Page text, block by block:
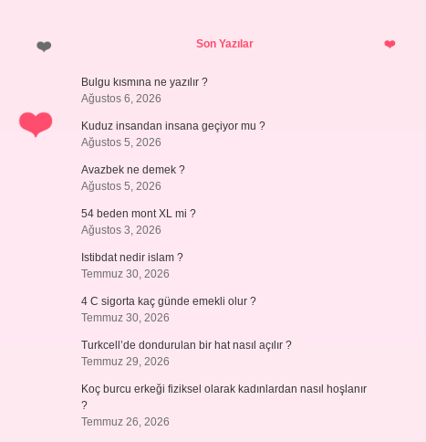
SidebarSon Yazılar
Bulgu kısmına ne yazılır ?
Ağustos 6, 2026
Kuduz insandan insana geçiyor mu ?
Ağustos 5, 2026
Avazbek ne demek ?
Ağustos 5, 2026
54 beden mont XL mi ?
Ağustos 3, 2026
Istibdat nedir islam ?
Temmuz 30, 2026
4 C sigorta kaç günde emekli olur ?
Temmuz 30, 2026
Turkcell’de dondurulan bir hat nasıl açılır ?
Temmuz 29, 2026
Koç burcu erkeği fiziksel olarak kadınlardan nasıl hoşlanır
?
Temmuz 26, 2026